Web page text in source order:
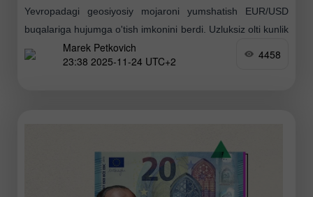
Yevropadagi geosiyosiy mojaroni yumshatish EUR/USD
buqalariga hujumga o'tish imkonini berdi. Uzluksiz olti kunlik
pasayishdan so'ng asosiy valyuta
Marek Petkovich
23:38 2025-11-24 UTC+2
4458